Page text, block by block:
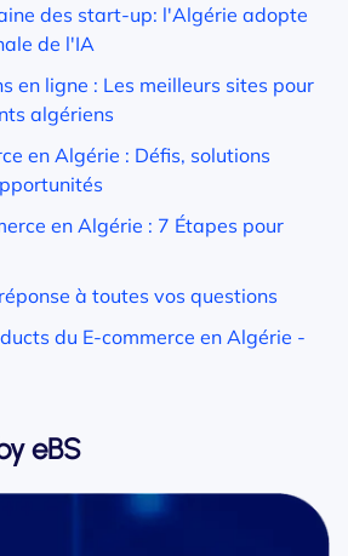
des start-up: l'Algérie adopte
de l'IA
en ligne : Les meilleurs sites pour
algériens
en Algérie : Défis, solutions
en Algérie : 7 Étapes pour
à toutes vos questions
du E-commerce en Algérie -
eBS